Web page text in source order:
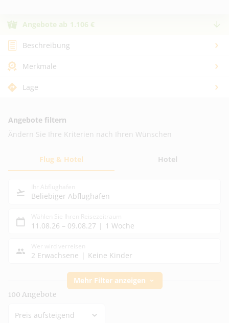
Angebote ab 1.106 €
Beschreibung
Merkmale
Lage
Angebote filtern
Ändern Sie Ihre Kriterien nach Ihren Wünschen
Flug & Hotel Hotel
Ihr Abflughafen
Beliebiger Abflughafen
Wählen Sie Ihren Reisezeitraum
11.08.26 – 09.08.27 1 Woche
Wer wird verreisen
2 Erwachsene Keine Kinder
Mehr Filter anzeigen
100 Angebote
Preis aufsteigend